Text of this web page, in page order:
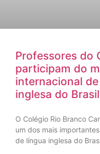
Professores do
participam do
internacional
inglesa do Brasil
O Colégio Rio Branco
um dos mais
de língua inglesa do